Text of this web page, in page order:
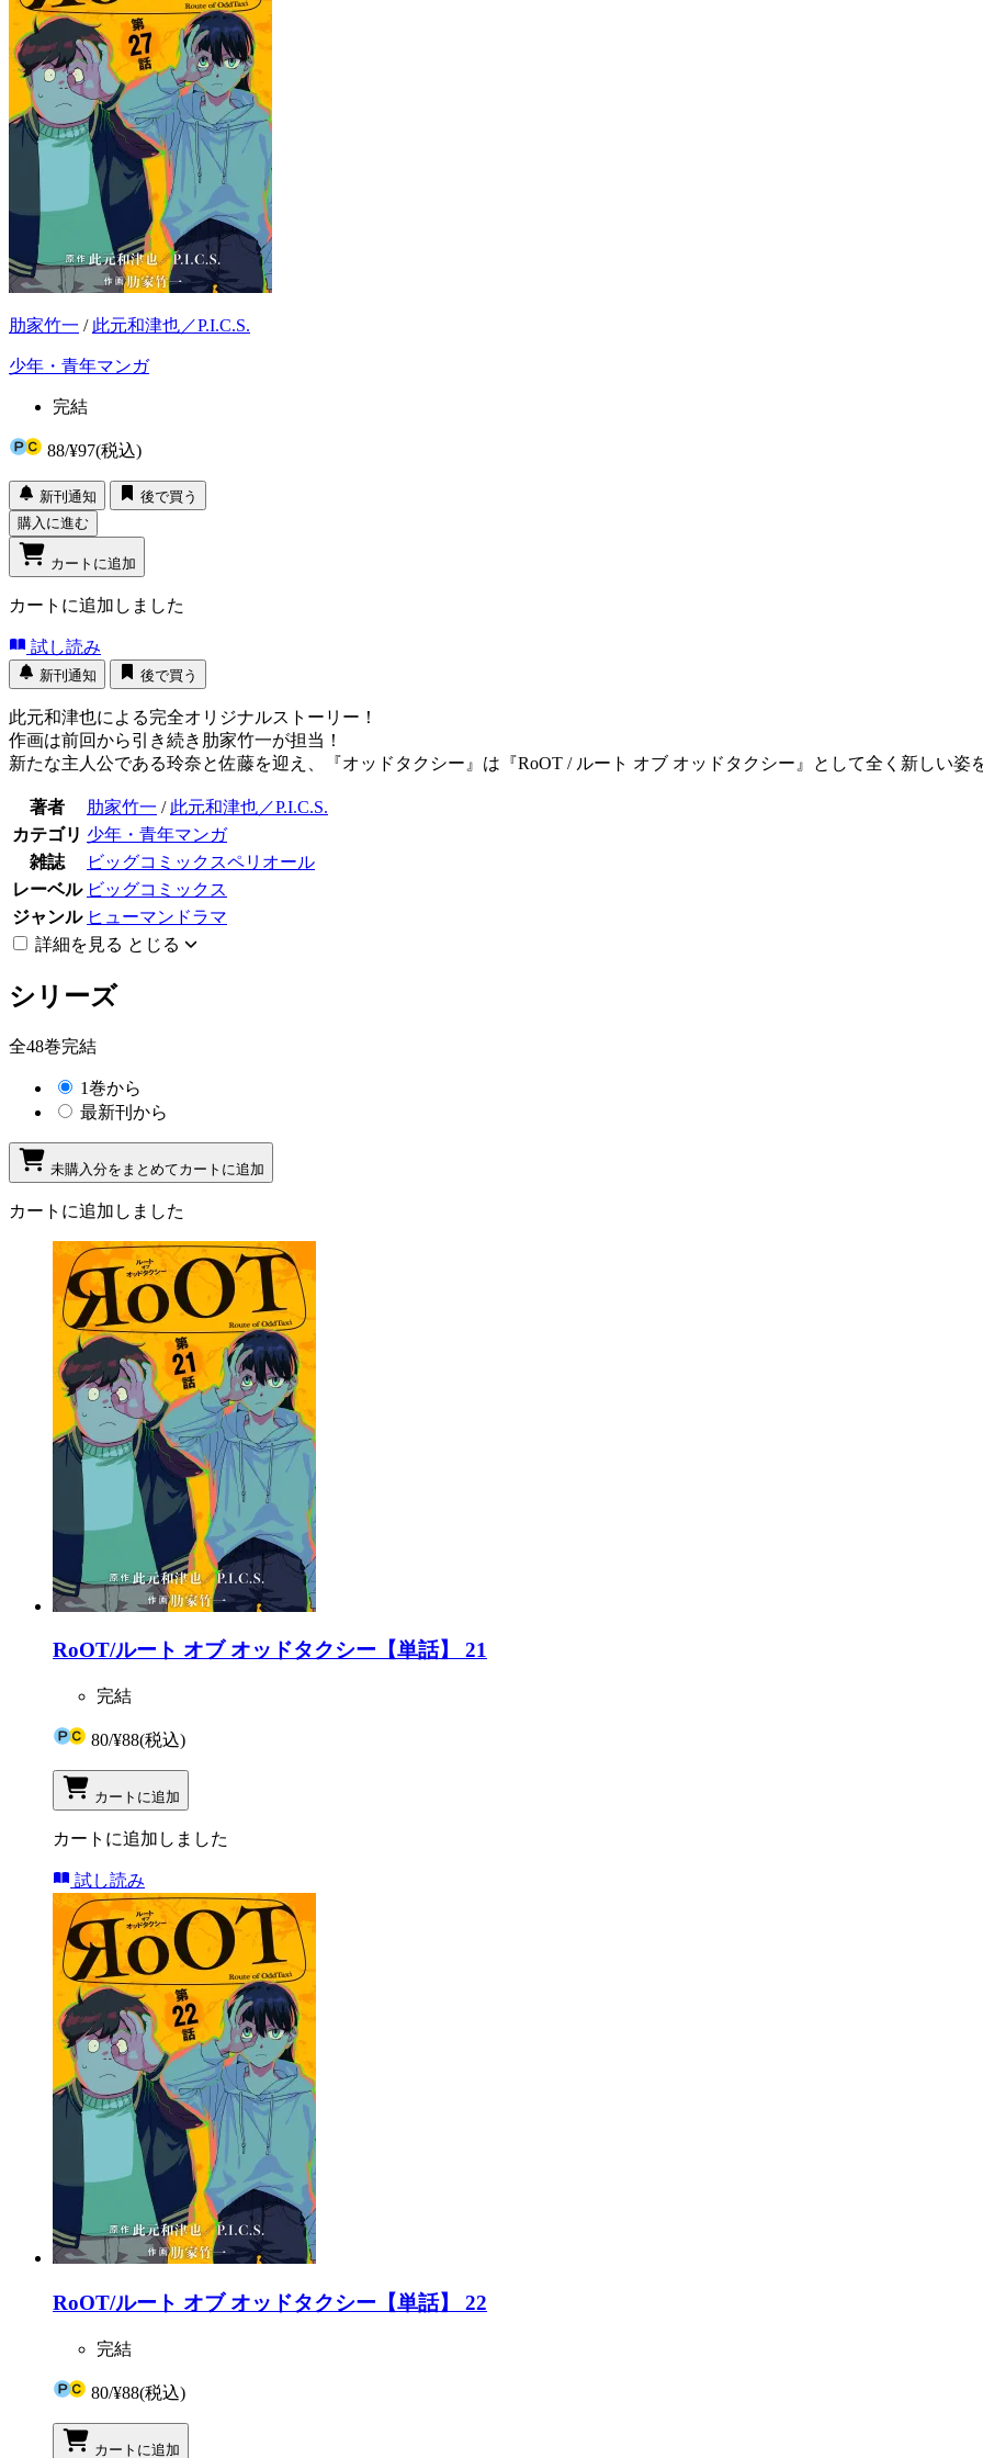
肋家竹一 / 此元和津也／P.I.C.S.
少年・青年マンガ
完結
88/¥97(税込)
新刊通知
後で買う
購入に進む
カートに追加
カートに追加しました
試し読み
新刊通知 後で買う
此元和津也による完全オリジナルストーリー！
作画は前回から引き続き肋家竹一が担当！
新たな主人公である玲奈と佐藤を迎え、『オッドタクシー』は『RoOT / ルート オブ オッドタクシー』として全く新しい姿
著者 肋家竹一 / 此元和津也／P.I.C.S.
カテゴリ 少年・青年マンガ
雑誌
ビッグコミックスペリオール
レーベル ビッグコミックス
ジャンル ヒューマンドラマ
詳細を見る とじる
シリーズ
全48巻完結
1巻から
最新刊から
未購入分をまとめてカートに追加
カートに追加しました
RoOT/ルート オブ オッドタクシー【単話】 21
完結
80/¥88(税込)
カートに追加
カートに追加しました
試し読み
RoOT/ルート オブ オッドタクシー【単話】 22
完結
80/¥88(税込)
カートに追加